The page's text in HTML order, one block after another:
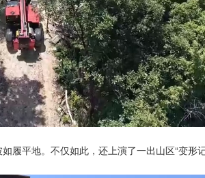
履平地。不仅如此，还上演了一出山区“变形